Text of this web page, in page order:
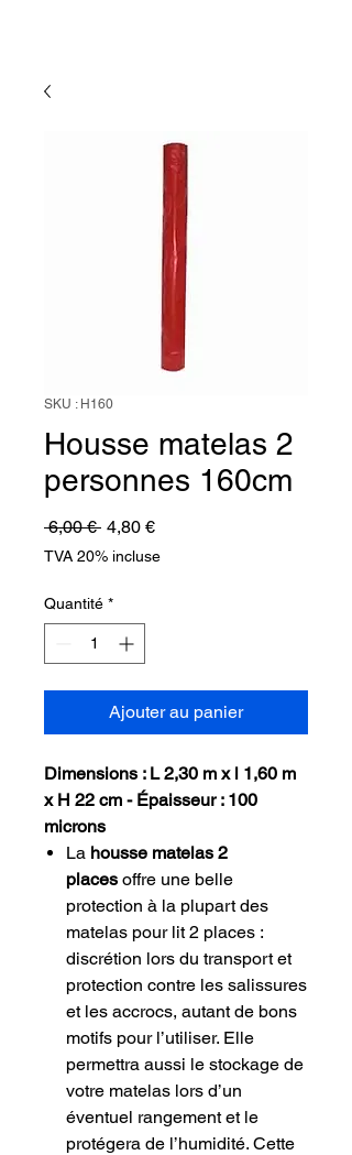
SKU : H160
Housse matelas 2
personnes 160cm
6,00 € Prix
original
4,80 €Prix
TVA 20% incluse
Quantité *
Ajouter au panier
Dimensions : L 2,30 m x l 1,60 m
x H 22 cm - Épaisseur : 100
microns
La housse matelas 2
places offre une belle
protection à la plupart des
matelas pour lit 2 places :
discrétion lors du transport et
protection contre les salissures
et les accrocs, autant de bons
motifs pour l’utiliser. Elle
permettra aussi le stockage de
votre matelas lors d’un
éventuel rangement et le
protégera de l’humidité. Cette